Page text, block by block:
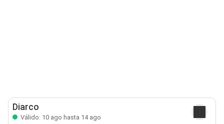
Diarco
Válido: 10 ago hasta 14 ago